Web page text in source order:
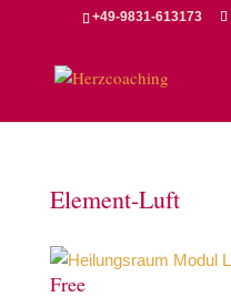
+49-9831-613173
Element-Luft
Free